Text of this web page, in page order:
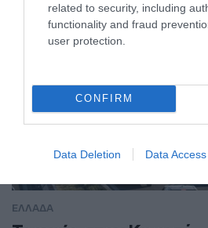
related to security, including
functionality and fraud
user protection.
CONFIRM
Data Deletion Data Access
ΕΛΛΑΔΑ